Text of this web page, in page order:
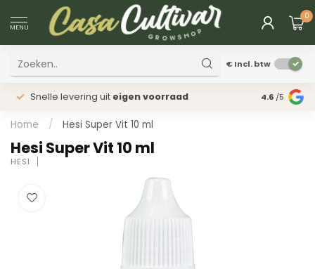
MENU
0
€Incl. btw
Snelle levering uit eigen voorraad Fysieke
4.6 /5
Home / Hesi Super Vit 10 ml
Hesi Super Vit 10 ml
HESI